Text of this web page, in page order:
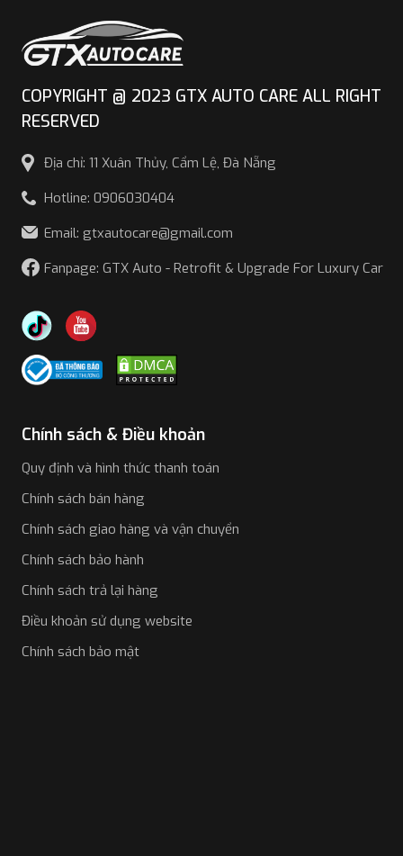
COPYRIGHT @ 2023 GTX AUTO CARE ALL RIGHT
RESERVED
Địa chỉ: 11 Xuân Thủy, Cẩm Lệ, Đà Nẵng
Hotline: 0906030404
Email: gtxautocare@gmail.com
Fanpage: GTX Auto - Retrofit & Upgrade For Luxury Car
Chính sách & Điều khoản
Quy định và hình thức thanh toán
Chính sách bán hàng
Chính sách giao hàng và vận chuyển
Chính sách bảo hành
Chính sách trả lại hàng
Điều khoản sử dụng website
Chính sách bảo mật